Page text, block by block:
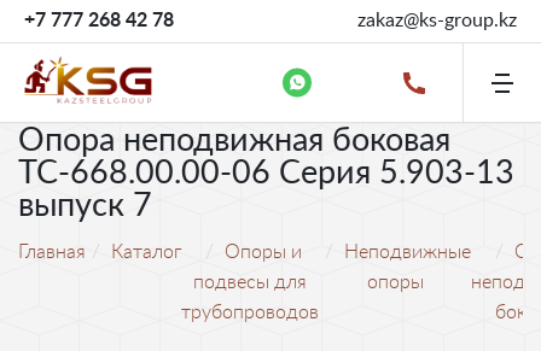
+7 777 268 42 78 zakaz@ks-group.kz
Опора неподвижная боковая
ТС-668.00.00-06 Серия 5.903-13
выпуск 7
Главная Каталог
Опоры и
подвесы для
трубопроводов
Неподвижные
опоры